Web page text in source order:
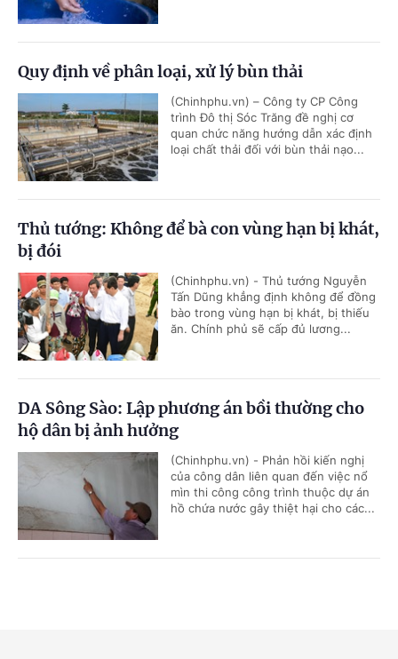
Quy định về phân loại, xử lý bùn thải
(Chinhphu.vn) – Công ty CP Công
trình Đô thị Sóc Trăng đề nghị cơ
quan chức năng hướng dẫn xác định
loại chất thải đối với bùn thải nạo...
Thủ tướng: Không để bà con vùng hạn bị khát,
bị đói
(Chinhphu.vn) - Thủ tướng Nguyễn
Tấn Dũng khẳng định không để đồng
bào trong vùng hạn bị khát, bị thiếu
ăn. Chính phủ sẽ cấp đủ lương...
DA Sông Sào: Lập phương án bồi thường cho
hộ dân bị ảnh hưởng
(Chinhphu.vn) - Phản hồi kiến nghị
của công dân liên quan đến việc nổ
mìn thi công công trình thuộc dự án
hồ chứa nước gây thiệt hại cho các...